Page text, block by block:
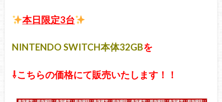
本日限定3台
NINTENDO SWITCH本体32GBを
⇩こちらの価格にて販売いたします！！